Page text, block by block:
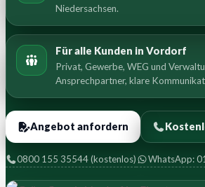
Niedersachsen.
Für alle Kunden in Vordorf
Privat, Gewerbe, WEG und
Ansprechpartner, klare
Angebot anfordern
0800 155 35544 (kostenlos) WhatsApp: